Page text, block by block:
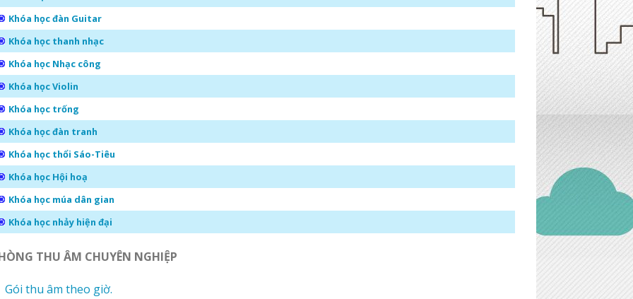
Khóa học đàn Guitar
Khóa học thanh nhạc
Khóa học Nhạc công
Khóa học Violin
Khóa học trống
Khóa học đàn tranh
Khóa học thổi Sáo-Tiêu
Khóa học Hội hoạ
Khóa học múa dân gian
Khóa học nhảy hiện đại
THU ÂM CHUYÊN NGHIỆP
Gói thu âm theo giờ.